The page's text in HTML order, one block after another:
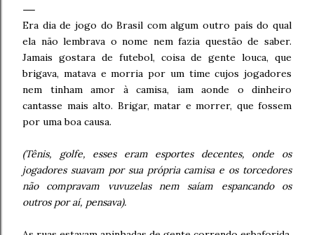
Era dia de jogo do Brasil com algum outro país do qual
ela não lembrava o nome nem fazia questão de saber.
Jamais gostara de futebol, coisa de gente louca, que
brigava, matava e morria por um time cujos jogadores
nem tinham amor à camisa, iam aonde o dinheiro
cantasse mais alto. Brigar, matar e morrer, que fossem
por uma boa causa.
(Tênis, golfe, esses eram esportes decentes, onde os
jogadores suavam por sua própria camisa e os torcedores
não compravam vuvuzelas nem saíam espancando os
outros por aí, pensava).